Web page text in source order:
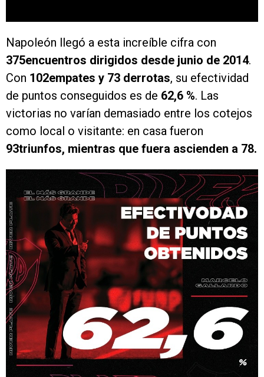
Napoleón llegó a esta increíble cifra con
375encuentros dirigidos desde junio de 2014.
Con 102empates y 73 derrotas, su efectividad
de puntos conseguidos es de 62,6 %. Las
victorias no varían demasiado entre los cotejos
como local o visitante: en casa fueron
93triunfos, mientras que fuera ascienden a 78.